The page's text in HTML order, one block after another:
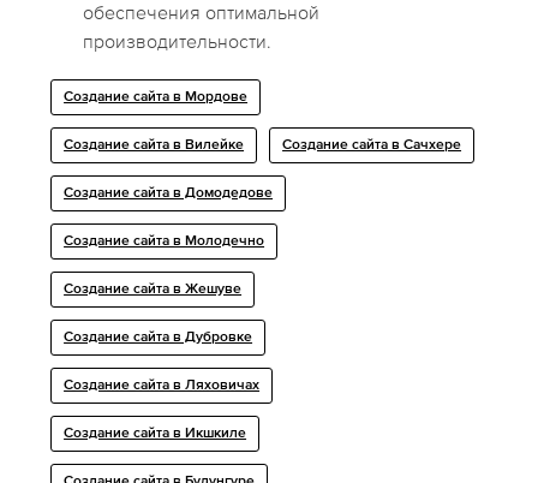
обеспечения оптимальной
производительности.
Создание сайта в Мордове
Создание сайта в Вилейке Создание сайта в Сачхере
Создание сайта в Домодедове
Создание сайта в Молодечно
Создание сайта в Жешуве
Создание сайта в Дубровке
Создание сайта в Ляховичах
Создание сайта в Икшкиле